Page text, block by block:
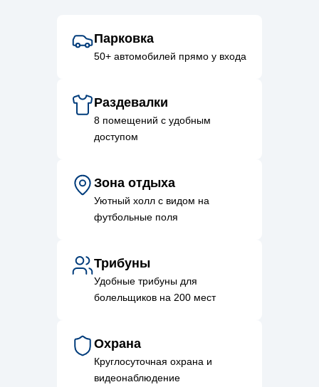
Парковка
50+ автомобилей прямо у входа
Раздевалки
8 помещений с удобным
доступом
Зона отдыха
Уютный холл с видом на
футбольные поля
Трибуны
Удобные трибуны для
болельщиков на 200 мест
Охрана
Круглосуточная охрана и
видеонаблюдение